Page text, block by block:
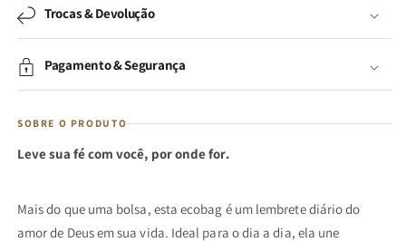
Trocas & Devolução
Pagamento & Segurança
SOBRE O PRODUTO
Leve sua fé com você, por onde for.
Mais do que uma bolsa, esta ecobag é um lembrete diário do
amor de Deus em sua vida. Ideal para o dia a dia, ela une